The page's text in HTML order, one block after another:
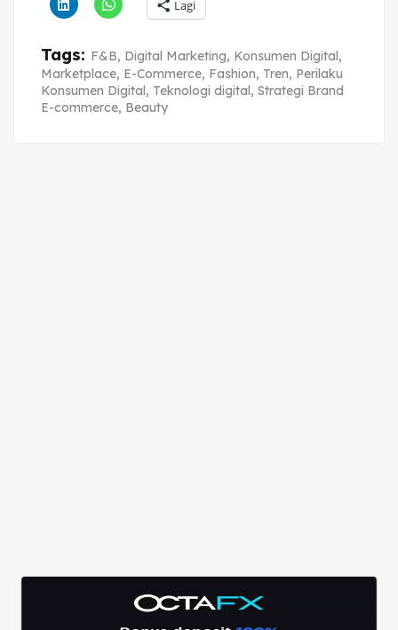
Lagi
Tags: F&B, Digital Marketing, Konsumen Digital,
Marketplace, E-Commerce, Fashion, Tren, Perilaku
Konsumen Digital, Teknologi digital, Strategi Brand
E-commerce, Beauty